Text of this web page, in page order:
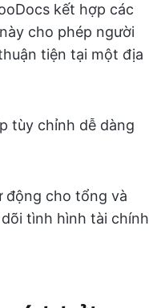
kết hợp các
cho phép người
tiện tại một địa
tùy chỉnh dễ dàng
động cho tổng và
tình hình tài chính